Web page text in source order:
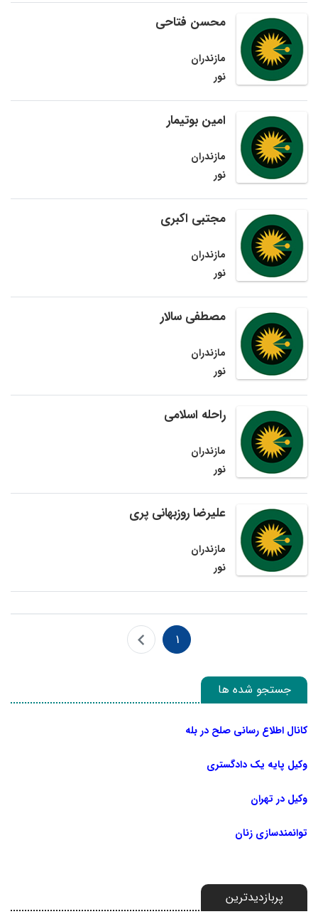
محسن فتاحی
مازندران
نور
امین بوتیمار
مازندران
نور
مجتبی اکبری
مازندران
نور
مصطفی سالار
مازندران
نور
راحله اسلامی
مازندران
نور
علیرضا روزبهانی پری
مازندران
نور
1
جستجو شده ها
کانال اطلاع رسانی صلح در بله
وکیل پایه یک دادگستری
وکیل در تهران
توانمندسازی زنان
پربازدیدترین